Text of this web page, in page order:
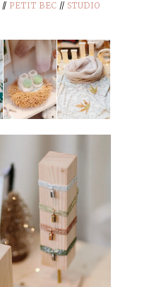
// PETIT BEC // STUDIO